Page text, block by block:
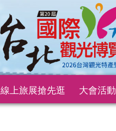
線上旅展搶先逛 大會活動